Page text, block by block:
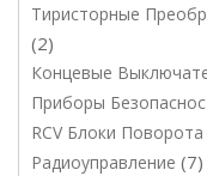
Тиристорные
2
Концевые
Приборы
RCV Блоки
Радиоуправление 7